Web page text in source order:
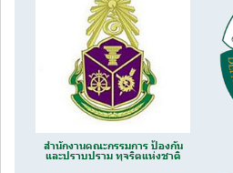
สำนักงานคณะกรรมการ ป้องกัน
และปราบปราม ทุจริตแห่งชาติ